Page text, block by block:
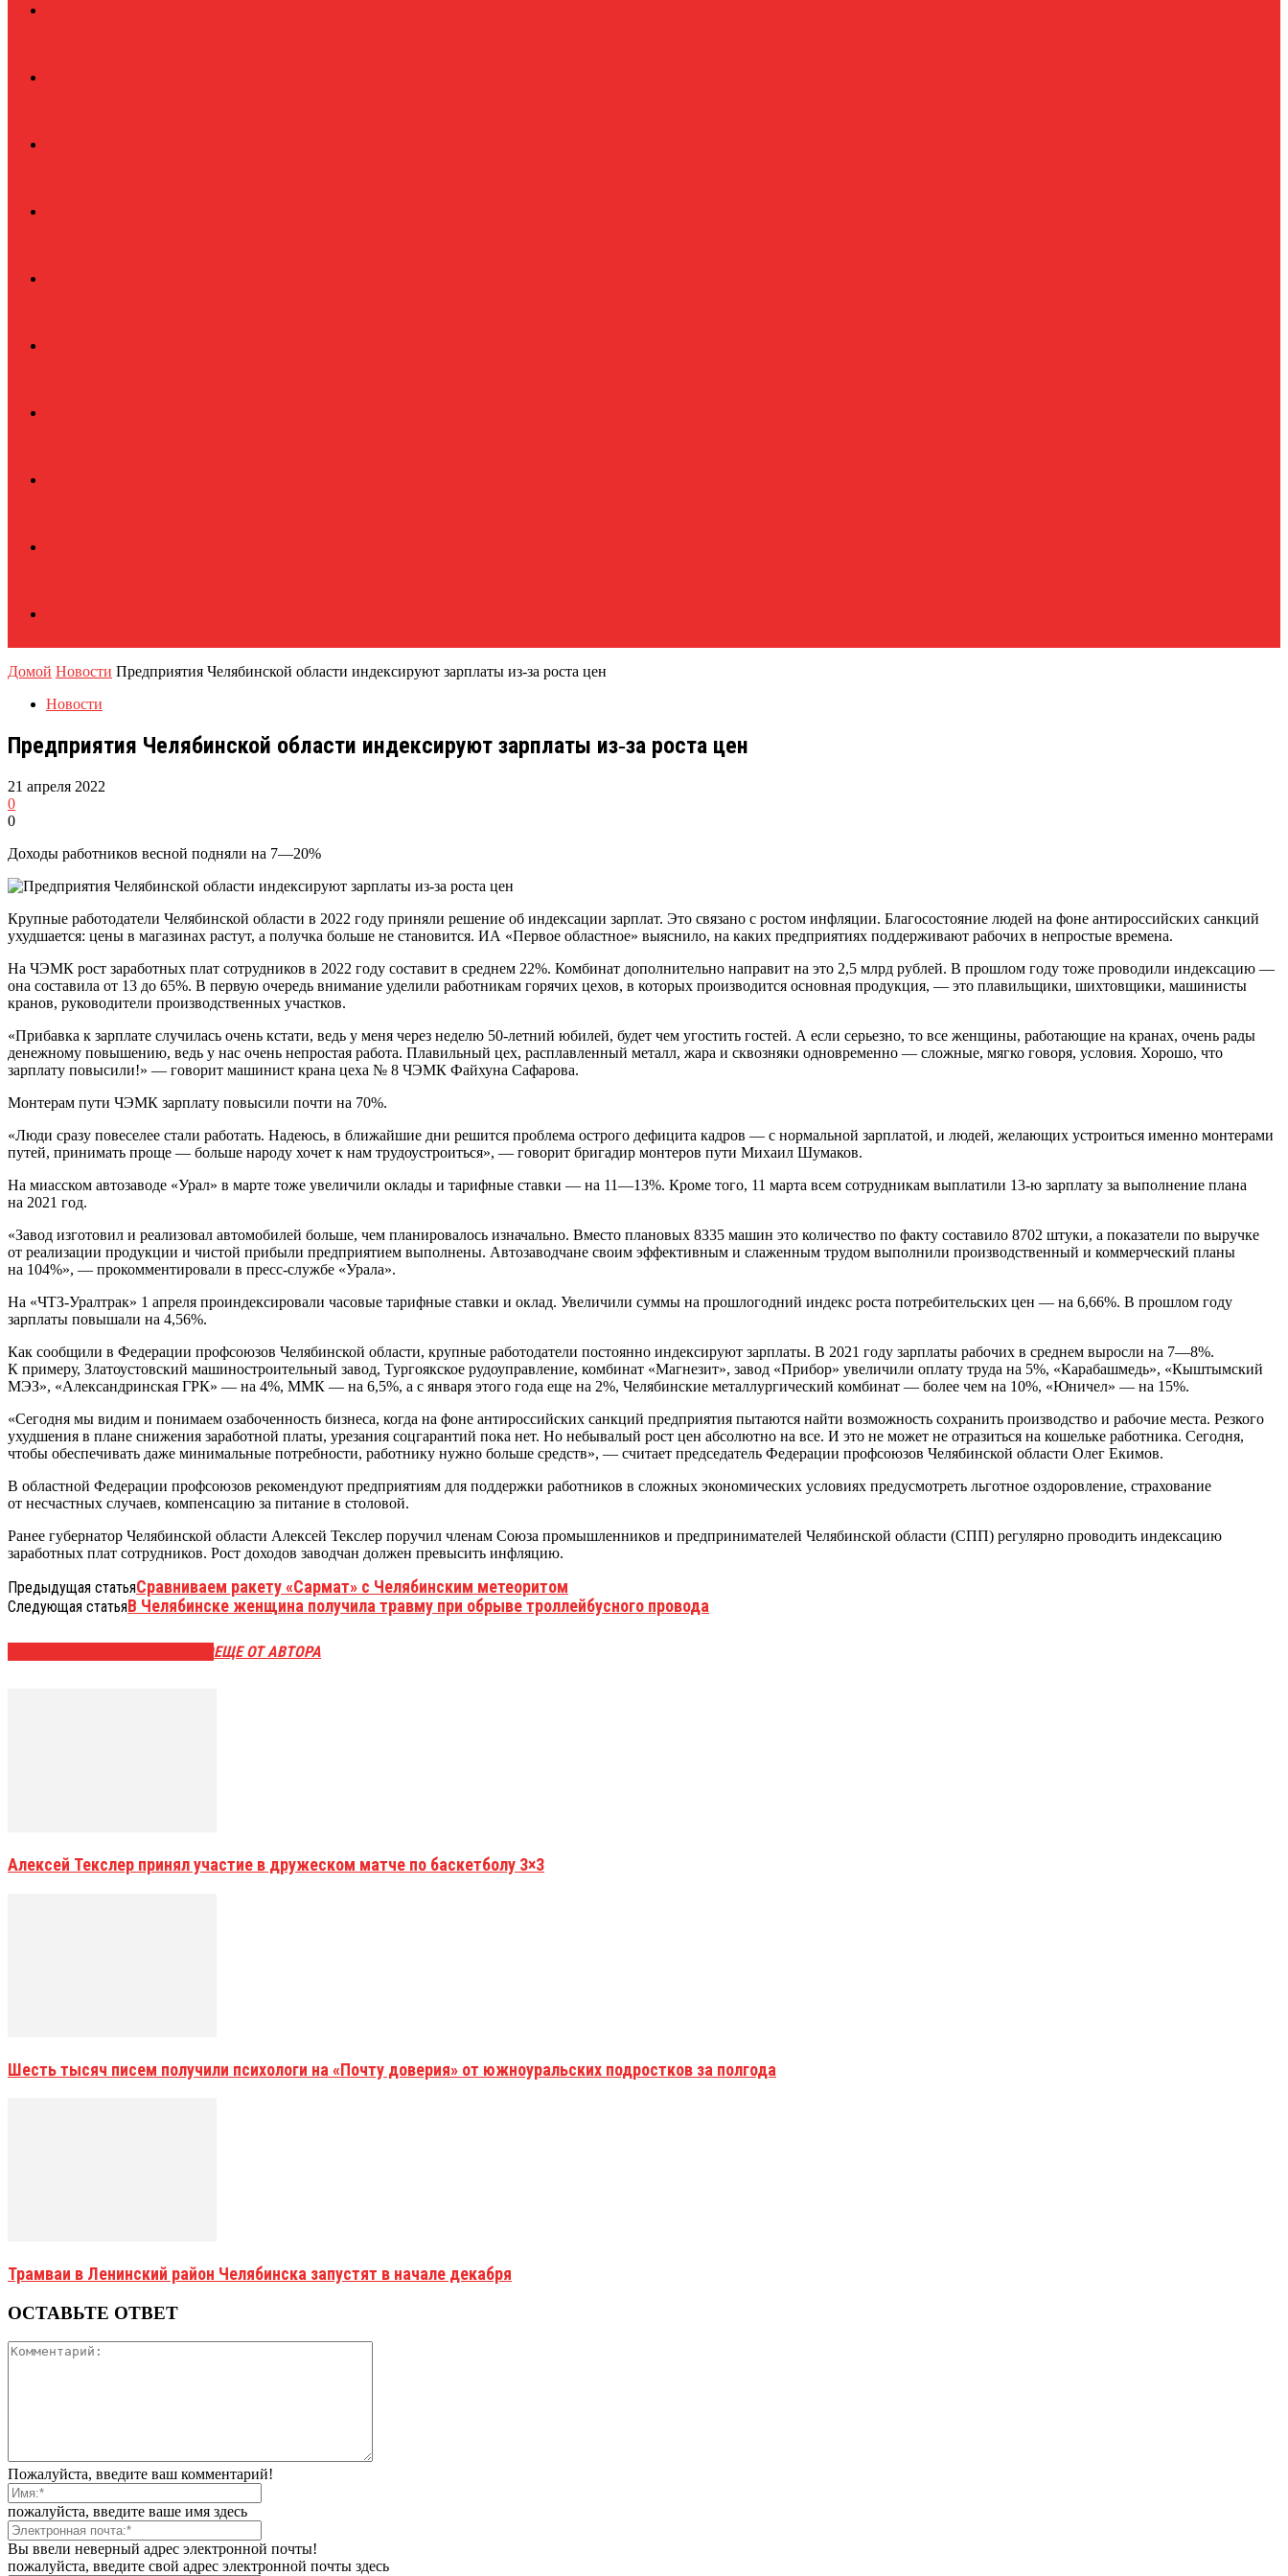
Домой Новости Предприятия Челябинской области индексируют зарплаты из‑за роста цен
Новости
Предприятия Челябинской области индексируют зарплаты из‑за роста цен
21 апреля 2022
0
0
Доходы работников весной подняли на 7—20%
Крупные работодатели Челябинской области в 2022 году приняли решение об индексации зарплат. Это связано с ростом инфляции. Благосостояние людей на фоне антироссийских санкций
ухудшается: цены в магазинах растут, а получка больше не становится. ИА «Первое областное» выяснило, на каких предприятиях поддерживают рабочих в непростые времена.
На ЧЭМК рост заработных плат сотрудников в 2022 году составит в среднем 22%. Комбинат дополнительно направит на это 2,5 млрд рублей. В прошлом году тоже проводили индексацию —
она составила от 13 до 65%. В первую очередь внимание уделили работникам горячих цехов, в которых производится основная продукция, — это плавильщики, шихтовщики, машинисты
кранов, руководители производственных участков.
«Прибавка к зарплате случилась очень кстати, ведь у меня через неделю 50-летний юбилей, будет чем угостить гостей. А если серьезно, то все женщины, работающие на кранах, очень рады
денежному повышению, ведь у нас очень непростая работа. Плавильный цех, расплавленный металл, жара и сквозняки одновременно — сложные, мягко говоря, условия. Хорошо, что
зарплату повысили!» — говорит машинист крана цеха № 8 ЧЭМК Файхуна Сафарова.
Монтерам пути ЧЭМК зарплату повысили почти на 70%.
«Люди сразу повеселее стали работать. Надеюсь, в ближайшие дни решится проблема острого дефицита кадров — с нормальной зарплатой, и людей, желающих устроиться именно монтерами
путей, принимать проще — больше народу хочет к нам трудоустроиться», — говорит бригадир монтеров пути Михаил Шумаков.
На миасском автозаводе «Урал» в марте тоже увеличили оклады и тарифные ставки — на 11—13%. Кроме того, 11 марта всем сотрудникам выплатили 13-ю зарплату за выполнение плана
на 2021 год.
«Завод изготовил и реализовал автомобилей больше, чем планировалось изначально. Вместо плановых 8335 машин это количество по факту составило 8702 штуки, а показатели по выручке
от реализации продукции и чистой прибыли предприятием выполнены. Автозаводчане своим эффективным и слаженным трудом выполнили производственный и коммерческий планы
на 104%», — прокомментировали в пресс-службе «Урала».
На «ЧТЗ-Уралтрак» 1 апреля проиндексировали часовые тарифные ставки и оклад. Увеличили суммы на прошлогодний индекс роста потребительских цен — на 6,66%. В прошлом году
зарплаты повышали на 4,56%.
Как сообщили в Федерации профсоюзов Челябинской области, крупные работодатели постоянно индексируют зарплаты. В 2021 году зарплаты рабочих в среднем выросли на 7—8%.
К примеру, Златоустовский машиностроительный завод, Тургоякское рудоуправление, комбинат «Магнезит», завод «Прибор» увеличили оплату труда на 5%, «Карабашмедь», «Кыштымский
МЭЗ», «Александринская ГРК» — на 4%, ММК — на 6,5%, а с января этого года еще на 2%, Челябинские металлургический комбинат — более чем на 10%, «Юничел» — на 15%.
«Сегодня мы видим и понимаем озабоченность бизнеса, когда на фоне антироссийских санкций предприятия пытаются найти возможность сохранить производство и рабочие места. Резкого
ухудшения в плане снижения заработной платы, урезания соцгарантий пока нет. Но небывалый рост цен абсолютно на все. И это не может не отразиться на кошельке работника. Сегодня,
чтобы обеспечивать даже минимальные потребности, работнику нужно больше средств», — считает председатель Федерации профсоюзов Челябинской области Олег Екимов.
В областной Федерации профсоюзов рекомендуют предприятиям для поддержки работников в сложных экономических условиях предусмотреть льготное оздоровление, страхование
от несчастных случаев, компенсацию за питание в столовой.
Ранее губернатор Челябинской области Алексей Текслер поручил членам Союза промышленников и предпринимателей Челябинской области (СПП) регулярно проводить индексацию
заработных плат сотрудников. Рост доходов заводчан должен превысить инфляцию.
Предыдущая статьяСравниваем ракету «Сармат» с Челябинским метеоритом
Следующая статьяВ Челябинске женщина получила травму при обрыве троллейбусного провода
ЕЩЕ ОТ АВТОРА
Алексей Текслер принял участие в дружеском матче по баскетболу 3×3
Шесть тысяч писем получили психологи на «Почту доверия» от южноуральских подростков за полгода
Трамваи в Ленинский район Челябинска запустят в начале декабря
ОСТАВЬТЕ ОТВЕТ
Пожалуйста, введите ваш комментарий!
пожалуйста, введите ваше имя здесь
Вы ввели неверный адрес электронной почты!
пожалуйста, введите свой адрес электронной почты здесь